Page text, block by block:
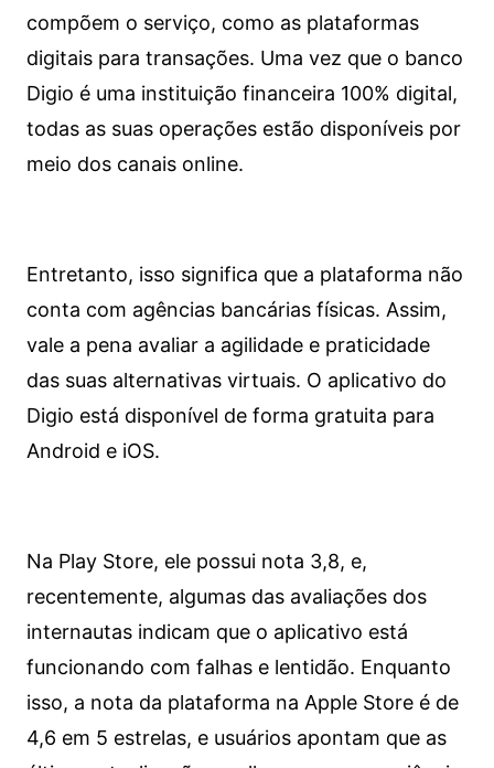
compõem o serviço, como as plataformas
digitais para transações. Uma vez que o banco
Digio é uma instituição financeira 100% digital,
todas as suas operações estão disponíveis por
meio dos canais online.
Entretanto, isso significa que a plataforma não
conta com agências bancárias físicas. Assim,
vale a pena avaliar a agilidade e praticidade
das suas alternativas virtuais. O aplicativo do
Digio está disponível de forma gratuita para
Android e iOS.
Na Play Store, ele possui nota 3,8, e,
recentemente, algumas das avaliações dos
internautas indicam que o aplicativo está
funcionando com falhas e lentidão. Enquanto
isso, a nota da plataforma na Apple Store é de
4,6 em 5 estrelas, e usuários apontam que as